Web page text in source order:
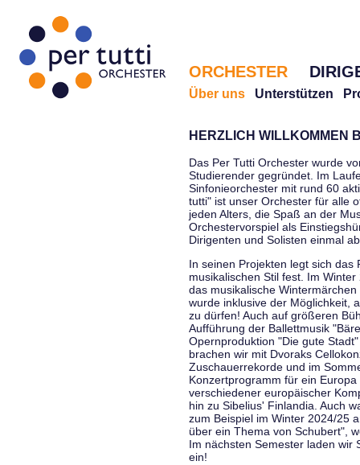
ORCHESTER
Über uns Unterstützen
HERZLICH WILLKOMMEN
Das Per Tutti Orchester wurde
Studierender gegründet. Im
Sinfonieorchester mit rund 60
tutti" ist unser Orchester für alle
jeden Alters, die Spaß an der
Orchestervorspiel als
Dirigenten und Solisten einmal
In seinen Projekten legt sich das
musikalischen Stil fest. Im
das musikalische
wurde inklusive der Möglichkeit,
zu dürfen! Auch auf größeren
Aufführung der Ballettmusik
Opernproduktion "Die gute
brachen wir mit Dvoraks
Zuschauerrekorde und im
Konzertprogramm für ein
verschiedener europäischer
hin zu Sibelius' Finlandia. Auch
zum Beispiel im Winter 2024/25
über ein Thema von Schubert",
Im nächsten Semester laden wir
ein!